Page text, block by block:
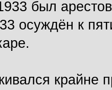
был
осуждён к
крайне